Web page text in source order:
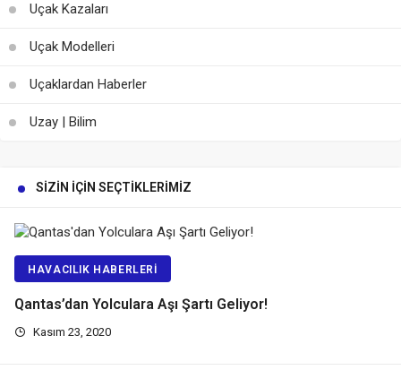
Uçak Kazaları
Uçak Modelleri
Uçaklardan Haberler
Uzay | Bilim
SIZIN İÇIN SEÇTIKLERIMIZ
HAVACILIK HABERLERI
Qantas’dan Yolculara Aşı Şartı Geliyor!
Kasım 23, 2020